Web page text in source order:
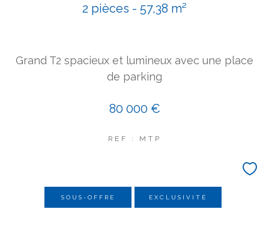
2 pièces - 57,38 m²
Grand T2 spacieux et lumineux avec une place
de parking
80 000 €
REF : MTP
SOUS-OFFRE EXCLUSIVITÉ